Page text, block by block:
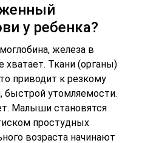
у ребенка?
железа в
хватает. Ткани (органы)
приводит к резкому
утомляемости.
Малыши становятся
простудных
возраста начинают